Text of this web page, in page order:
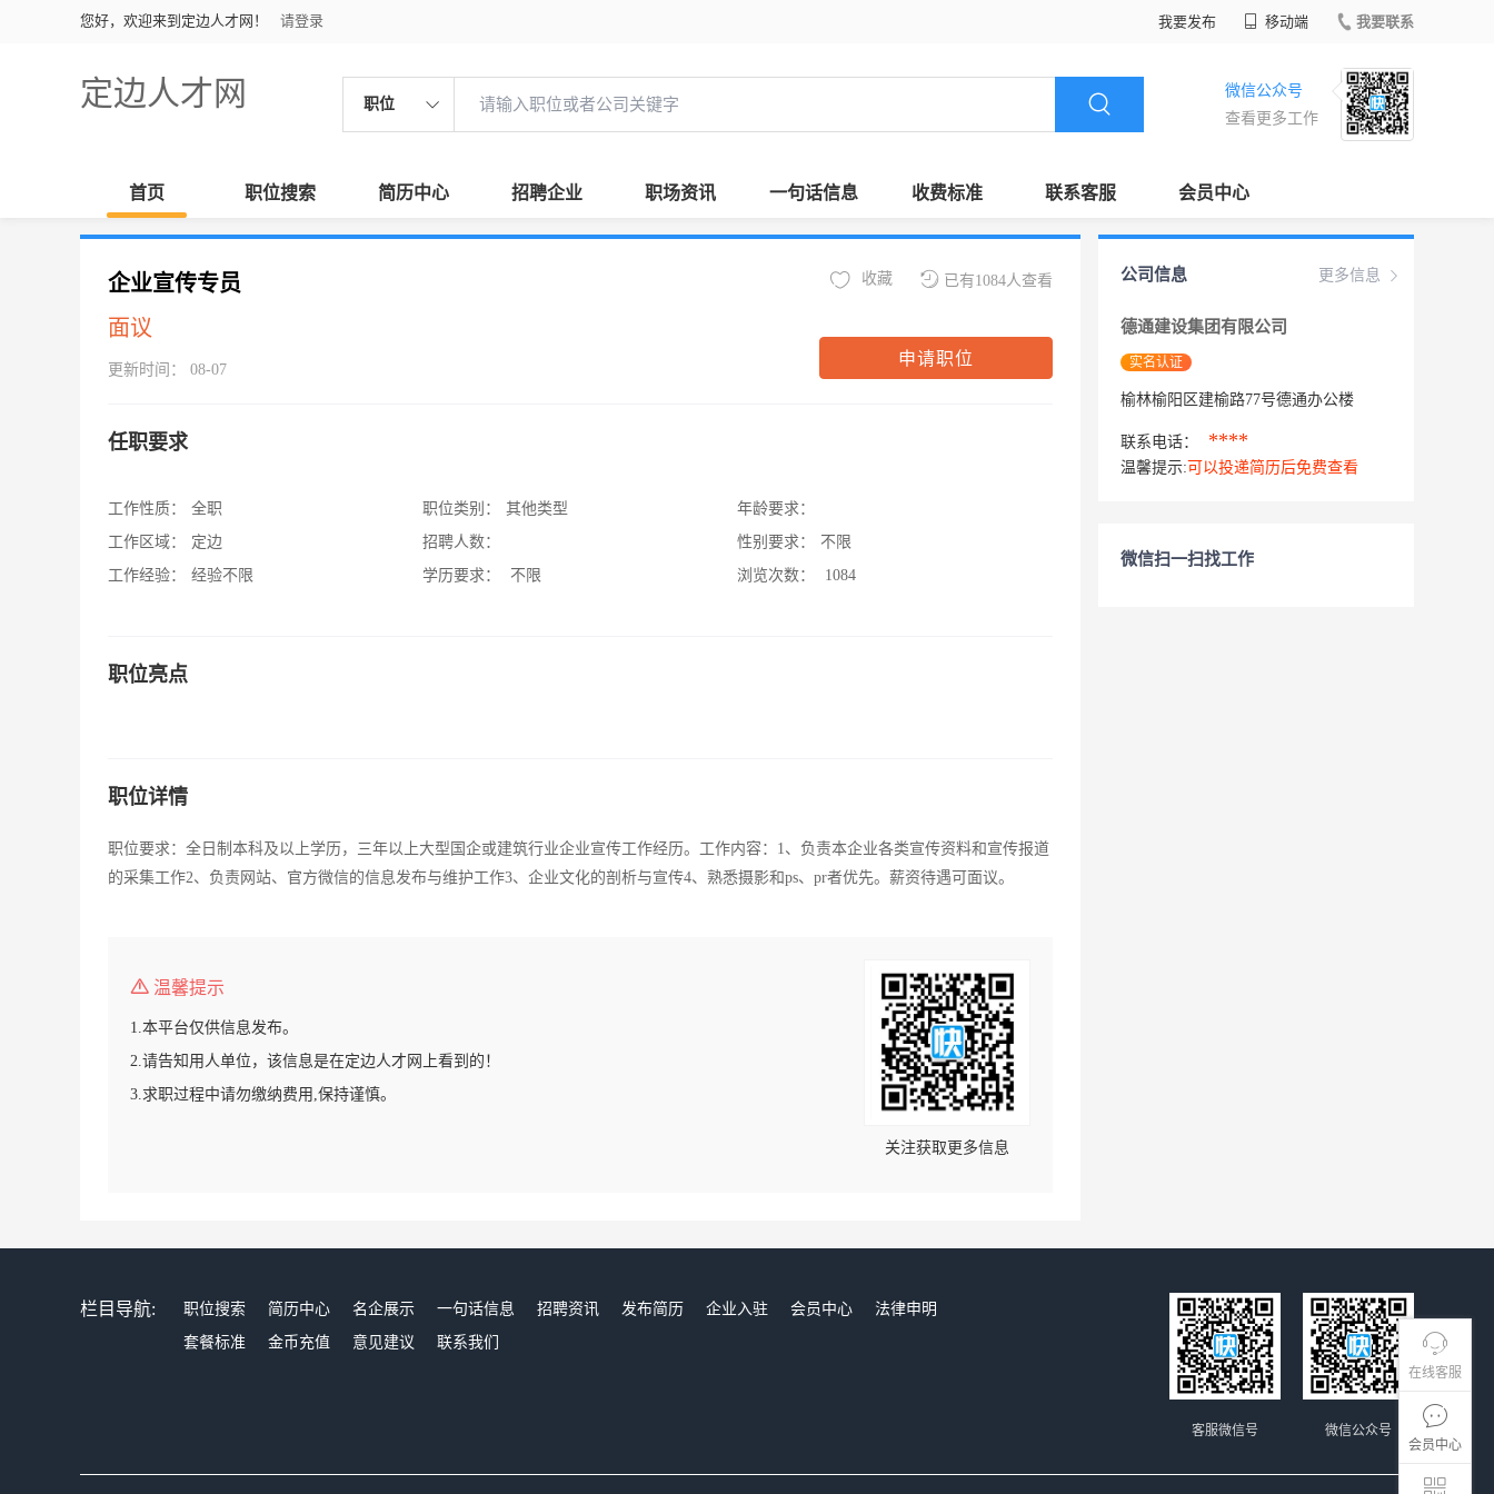
您好，欢迎来到定边人才网！ 请登录 我要发布 移动端 我要联系
定边人才网 职位
微信公众号
查看更多工作
首页 职位搜索 简历中心 招聘企业 职场资讯 一句话信息 收费标准 联系客服 会员中心
在线客服
会员中心
企业宣传专员
面议
更新时间： 08-07
已有1084人查看
收藏
申请职位
任职要求
工作性质：
全职
工作区域：
定边
工作经验：
经验不限
职位类别：
其他类型
招聘人数：
学历要求：
不限
年龄要求：
性别要求：
不限
浏览次数：
1084
职位亮点
职位详情
职位要求：全日制本科及以上学历，三年以上大型国企或建筑行业企业宣传工作经历。工作内容：1、负责本企业各类宣传资料和宣传报道
的采集工作2、负责网站、官方微信的信息发布与维护工作3、企业文化的剖析与宣传4、熟悉摄影和ps、pr者优先。薪资待遇可面议。
温馨提示
1.本平台仅供信息发布。
2.请告知用人单位，该信息是在定边人才网上看到的！
3.求职过程中请勿缴纳费用,保持谨慎。
关注获取更多信息
更多信息
公司信息
德通建设集团有限公司
实名认证
榆林榆阳区建榆路77号德通办公楼
联系电话： ****
温馨提示: 可以投递简历后免费查看
微信扫一扫找工作
栏目导航: 职位搜索 简历中心 名企展示 一句话信息 招聘资讯 发布简历 企业入驻 会员中心
法律申明
套餐标准
金币充值 意见建议 联系我们
微信公众号
客服微信号